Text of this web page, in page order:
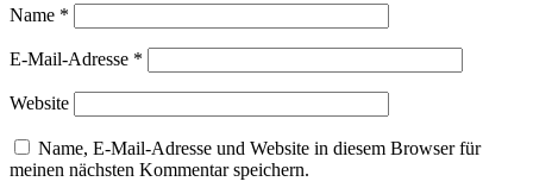
Name *
E-Mail-Adresse *
Website
Name, E-Mail-Adresse und Website in diesem Browser für
meinen nächsten Kommentar speichern.